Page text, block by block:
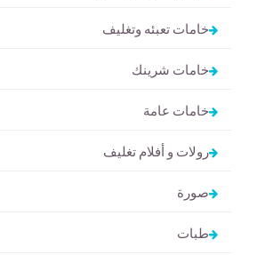
خامات تعبئه وتغليف
خامات شرينك
خامات عامة
رولات و أفلام تغليف
صورة
طبات